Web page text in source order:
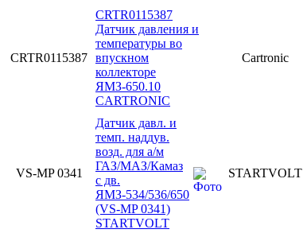
CRTR0115387
CRTR0115387
Датчик давления и
температуры во
впускном
коллекторе
ЯМЗ-650.10
CARTRONIC
Cartronic
VS-MP 0341
Датчик давл. и
темп. наддув.
возд. для а/м
ГАЗ/МАЗ/Камаз
с дв.
ЯМЗ-534/536/650
(VS-MP 0341)
STARTVOLT
STARTVOLT